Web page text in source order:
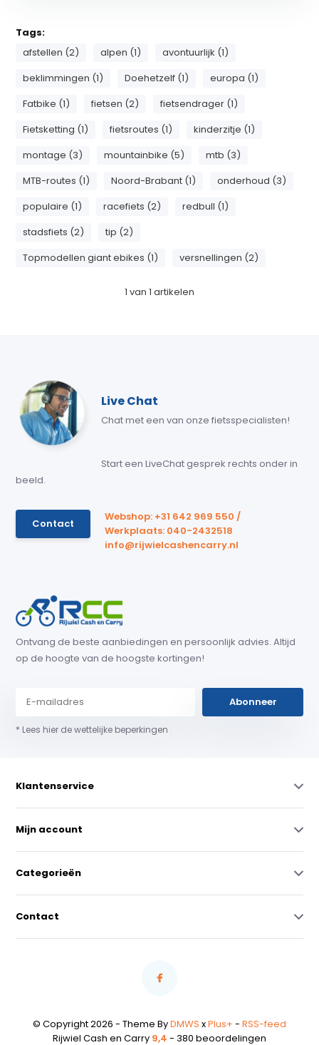
Tags:
afstellen (2)
alpen (1)
avontuurlijk (1)
beklimmingen (1)
Doehetzelf (1)
europa (1)
Fatbike (1)
fietsen (2)
fietsendrager (1)
Fietsketting (1)
fietsroutes (1)
kinderzitje (1)
montage (3)
mountainbike (5)
mtb (3)
MTB-routes (1)
Noord-Brabant (1)
onderhoud (3)
populaire (1)
racefiets (2)
redbull (1)
stadsfiets (2)
tip (2)
Topmodellen giant ebikes (1)
versnellingen (2)
1 van 1 artikelen
Live Chat
Chat met een van onze fietsspecialisten!
Start een LiveChat gesprek rechts onder in
beeld.
Contact
Webshop: +31 642 969 550 /
Werkplaats: 040-2432518
info@rijwielcashencarry.nl
Ontvang de beste aanbiedingen en persoonlijk advies. Altijd
op de hoogte van de hoogste kortingen!
Abonneer
* Lees hier de wettelijke beperkingen
Klantenservice
Mijn account
Categorieën
Contact
© Copyright 2026 - Theme ByDMWS xPlus+ - RSS-feed
Rijwiel Cash en Carry 9,4 - 380 beoordelingen